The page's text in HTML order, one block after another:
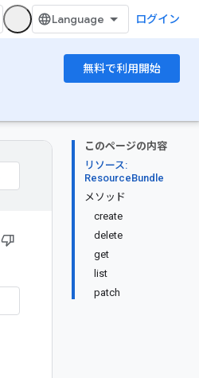
ログイン
無料で利用開始
このページの内容
リソース:
ResourceBundle
メソッド
create
delete
get
list
patch